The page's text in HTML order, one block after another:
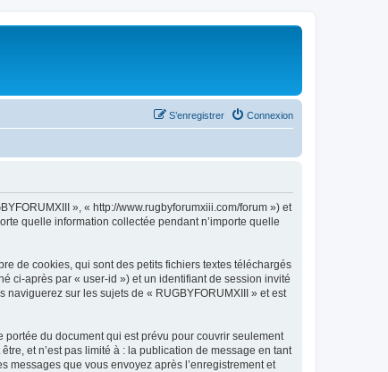
Connexion
S’enregistrer
», « http://www.rugbyforumxiii.com/forum ») et
quelle information collectée pendant n’importe quelle
de cookies, qui sont des petits fichiers textes téléchargés
ci-après par « user-id ») et un identifiant de session invité
sur les sujets de « RUGBYFORUMXIII » et est
du document qui est prévu pour couvrir seulement
et n’est pas limité à : la publication de message en tant
messages que vous envoyez après l’enregistrement et